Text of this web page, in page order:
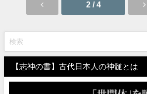
2 / 4
【志神の書】古代日本人の神髄とは